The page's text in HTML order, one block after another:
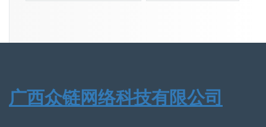
广西众链网络科技有限公司